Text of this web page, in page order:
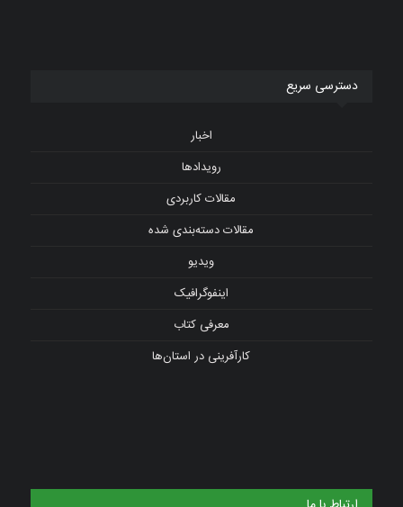
دسترسی سریع
اخبار
رویدادها
مقالات کاربردی
مقالات دسته‌بندی شده
ویدیو
اینفوگرافیک
معرفی کتاب
کارآفرینی در استان‌ها